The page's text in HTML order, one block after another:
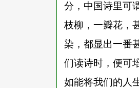
分，中国诗里可
枝柳，一瓣花，
染，都显出一番
们读诗时，便可
如能将我们的人